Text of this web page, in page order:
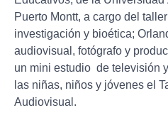
Puerto Montt, a cargo del
investigación y bioética;
audiovisual, fotógrafo y
un mini estudio de televisión
las niñas, niños y jóvenes el
Audiovisual.